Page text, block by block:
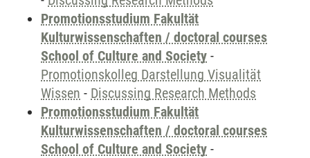
Promotionsstudium Fakultät
Kulturwissenschaften / doctoral courses
School of Culture and Society -
Promotionskolleg Darstellung Visualität
Wissen - Discussing Research Methods
Promotionsstudium Fakultät
Kulturwissenschaften / doctoral courses
School of Culture and Society -